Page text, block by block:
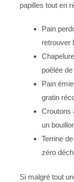
papilles tout en
Pain
retrouver
poêlée
Pain
gratin
Croutons
un
Terrine
zéro
Si malgré tout